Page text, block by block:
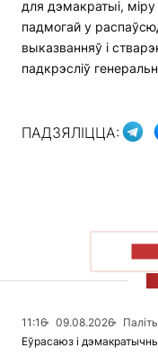
для дэмакратыі, міру
падмогай у
выказванняў і
падкрэсліў
ПАДЗЯЛІЦЦА:
11:16 09.08.2026
Еўрасаюз і